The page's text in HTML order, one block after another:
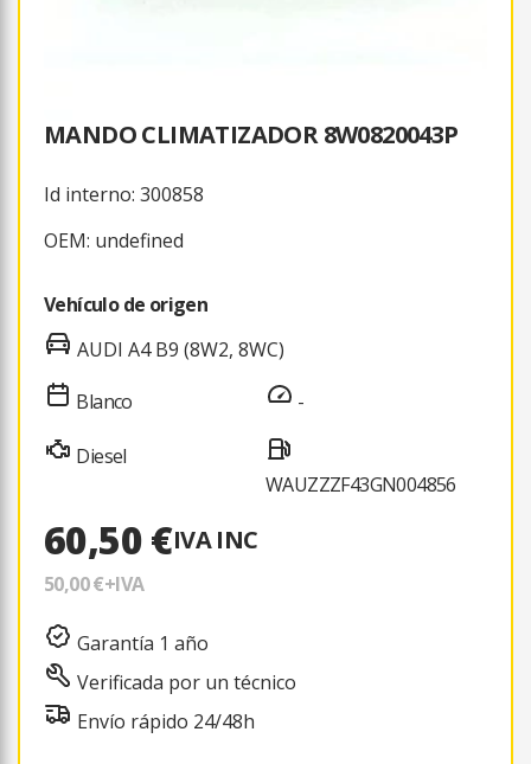
MANDO CLIMATIZADOR 8W0820043P
Id interno: 300858
OEM: undefined
Vehículo de origen
AUDI A4 B9 (8W2, 8WC)
Blanco
Diesel
-
WAUZZZF43GN004856
60,50 €IVA INC
50,00 €+IVA
Garantía 1 año
Verificada por un técnico
Envío rápido 24/48h